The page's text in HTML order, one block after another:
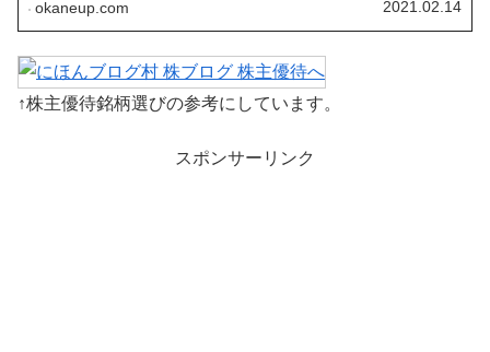
okaneup.com 2021.02.14
↑株主優待銘柄選びの参考にしています。
スポンサーリンク